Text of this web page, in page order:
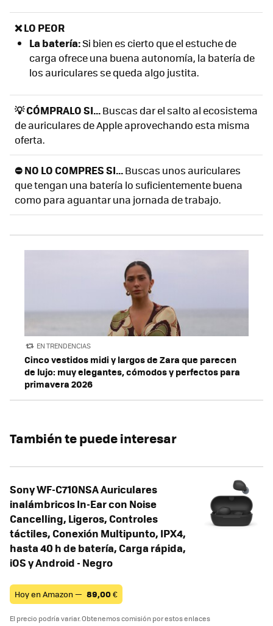
❌ LO PEOR
La batería:Si bien es cierto que el estuche de
carga ofrece una buena autonomía, la batería de
los auriculares se queda algo justita.
💡 CÓMPRALO SI...Buscas dar el salto al ecosistema
de auriculares de Apple aprovechando esta misma
oferta.
⛔ NO LO COMPRES SI...Buscas unos auriculares
que tengan una batería lo suficientemente buena
como para aguantar una jornada de trabajo.
EN TRENDENCIAS
Cinco vestidos midi y largos de Zara que parecen
de lujo: muy elegantes, cómodos y perfectos para
primavera 2026
También te puede interesar
Sony WF-C710NSA Auriculares
inalámbricos In-Ear con Noise
Cancelling, Ligeros, Controles
táctiles, Conexión Multipunto, IPX4,
hasta 40 h de batería, Carga rápida,
iOS y Android - Negro
Hoy en Amazon — 89,00€
El precio podría variar. Obtenemos comisión por estos enlaces